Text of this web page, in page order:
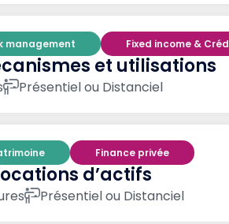
management Fixed income &
et utilisations
Présentiel ou Distanciel
Finance privée
d’actifs
Présentiel ou Distanciel